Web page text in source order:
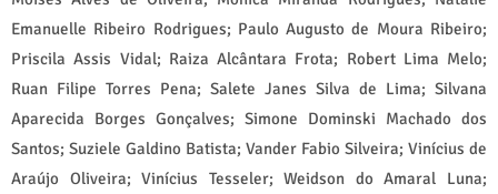
Emanuelle Ribeiro Rodrigues; Paulo Augusto de Moura Ribeiro;
Priscila Assis Vidal; Raiza Alcântara Frota; Robert Lima Melo;
Ruan Filipe Torres Pena; Salete Janes Silva de Lima; Silvana
Aparecida Borges Gonçalves; Simone Dominski Machado dos
Santos; Suziele Galdino Batista; Vander Fabio Silveira; Vinícius de
Araújo Oliveira; Vinícius Tesseler; Weidson do Amaral Luna;